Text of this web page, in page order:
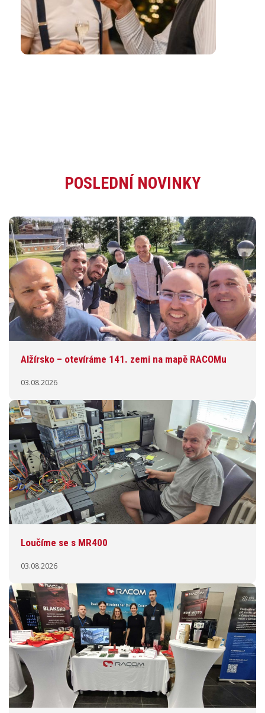
POSLEDNÍ NOVINKY
Alžírsko – otevíráme 141. zemi na mapě RACOMu
03.08.2026
Loučíme se s MR400
03.08.2026